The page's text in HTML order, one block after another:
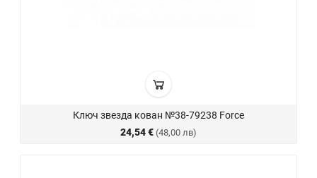
Ключ звезда кован №38-79238 Force
24,54 € (48,00 лв)